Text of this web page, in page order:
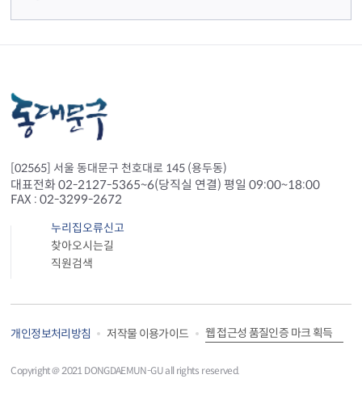
[02565] 서울 동대문구 천호대로 145 (용두동)
대표전화 02-2127-5365~6(당직실 연결) 평일 09:00~18:00
FAX : 02-3299-2672
누리집오류신고
찾아오시는길
직원검색
개인정보처리방침 저작물 이용가이드 웹 접근성 품질인증 마크 획득
Copyright＠ 2021 DONGDAEMUN-GU all rights reserved.